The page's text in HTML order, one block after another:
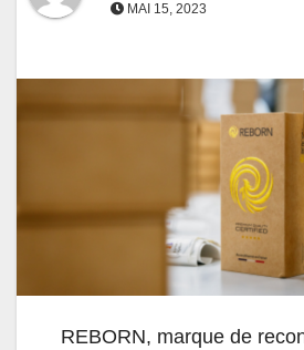
MAI 15, 2023
REBORN, marque de